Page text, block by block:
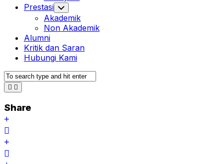
Prestasi Toggle
Child
Menu
Akademik
Non Akademik
Alumni
Kritik dan Saran
Hubungi Kami
Share